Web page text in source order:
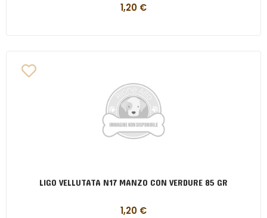
1,20 €
LIGO VELLUTATA N17 MANZO CON VERDURE 85 GR
1,20 €